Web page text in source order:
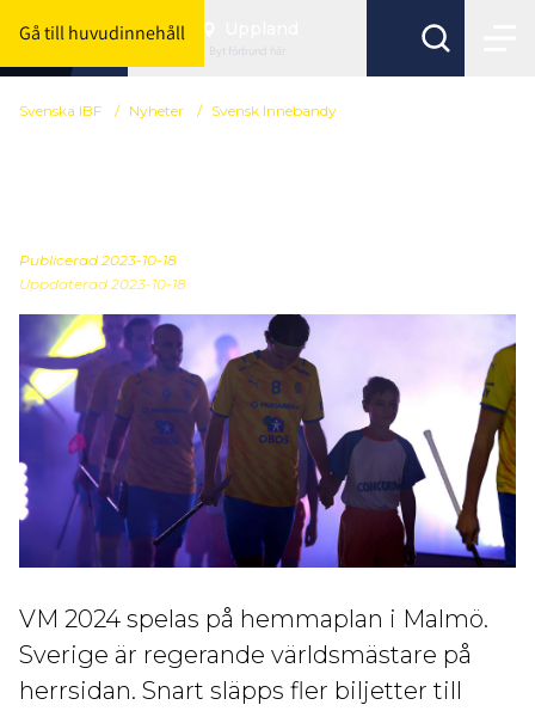
Gå till huvudinnehåll
Byt förbund här
Svenska IBF / Nyheter / Svensk Innebandy
Publicerad 2023-10-18
Uppdaterad 2023-10-18
VM 2024 spelas på hemmaplan i Malmö.
Sverige är regerande världsmästare på
herrsidan. Snart släpps fler biljetter till